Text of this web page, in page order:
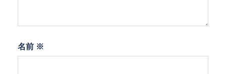
名前 ※